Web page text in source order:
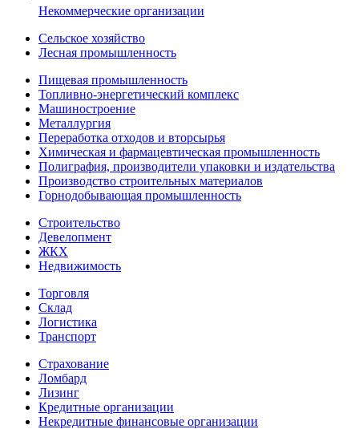
Некоммерческие организации
Сельское хозяйство
Лесная промышленность
Пищевая промышленность
Топливно-энергетический комплекс
Машиностроение
Металлургия
Переработка отходов и вторсырья
Химическая и фармацевтическая промышленность
Полиграфия, производители упаковки и издательства
Производство строительных материалов
Горнодобывающая промышленность
Строительство
Девелопмент
ЖКХ
Недвижимость
Торговля
Склад
Логистика
Транспорт
Страхование
Ломбард
Лизинг
Кредитные организации
Некредитные финансовые организации